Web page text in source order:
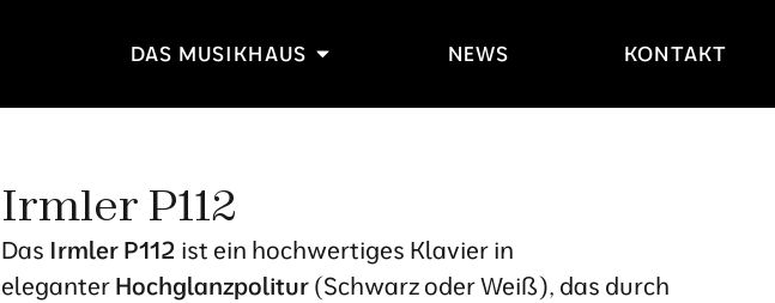
DAS MUSIKHAUS NEWS KONTAKT
Irmler P112
Das Irmler P112 ist ein hochwertiges Klavier in
eleganter Hochglanzpolitur (Schwarz oder Weiß), das durch